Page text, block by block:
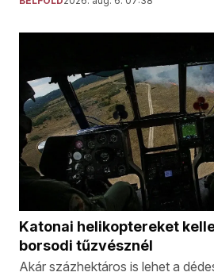
Katonai helikoptereket
borsodi tűzvésznél
Akár százhektáros is lehet a